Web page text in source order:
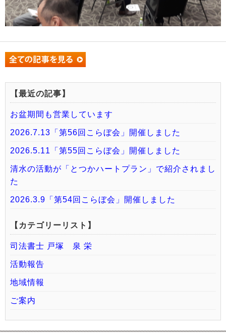
【最近の記事】
お盆期間も営業しています
2026.7.13「第56回こらぼ会」開催しました
2026.5.11「第55回こらぼ会」開催しました
清水の活動が「とつかハートプラン」で紹介されまし
た
2026.3.9「第54回こらぼ会」開催しました
【カテゴリーリスト】
司法書士 戸塚 泉 栄
活動報告
地域情報
ご案内